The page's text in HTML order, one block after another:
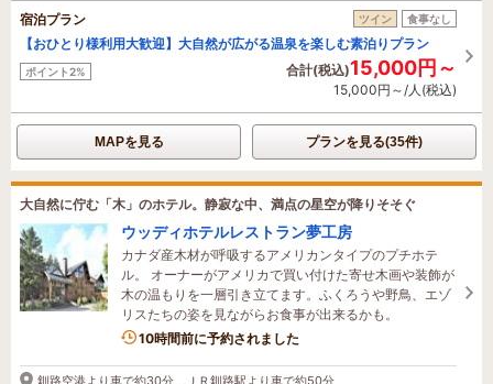
宿泊プラン ツイン 食事なし
【おひとり様利用大歓迎】大自然が広がる温泉を楽しむ素泊りプラン
ポイント2% 合計(税込)15,000円～
15,000円～/人(税込)
MAPを見る プランを見る(35件)
大自然に佇む「木」のホテル。静寂な中、満点の星空が降りそそぐ
ウッディホテルレストラン夢工房
カナダ産木材が呼吸するアメリカンタイプのプチホテ
ル。 オーナーがアメリカで買い付けた寄せ木画や装飾が
木の温もりを一層引き立てます。ふくろうや野鳥、エゾ
リスたちの姿を見ながらお食事が出来るかも。
10時間前に予約されました
釧路空港より車で約30分、ＪＲ釧路駅より車で約50分